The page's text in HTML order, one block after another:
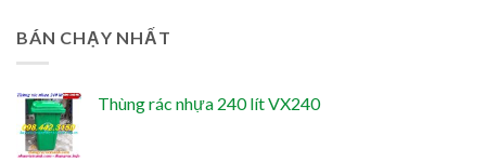
BÁN CHẠY NHẤT
Thùng rác nhựa 240 lít VX240